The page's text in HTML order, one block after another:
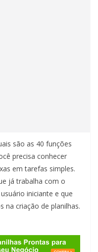
são as 40 funções
precisa conhecer
em tarefas simples.
já trabalha com o
iniciante e que
na criação de planilhas.